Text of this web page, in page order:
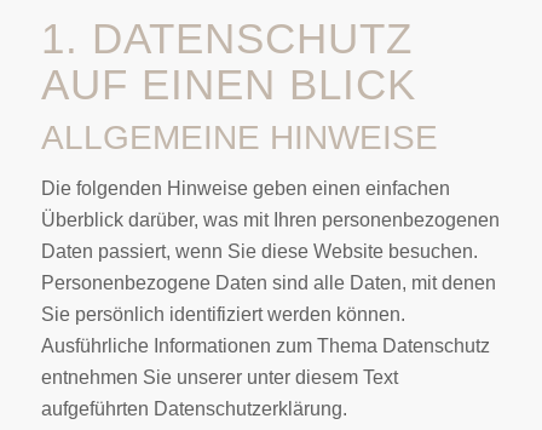
1. DATENSCHUTZ
AUF EINEN BLICK
ALLGEMEINE HINWEISE
Die folgenden Hinweise geben einen einfachen
Überblick darüber, was mit Ihren personenbezogenen
Daten passiert, wenn Sie diese Website besuchen.
Personenbezogene Daten sind alle Daten, mit denen
Sie persönlich identifiziert werden können.
Ausführliche Informationen zum Thema Datenschutz
entnehmen Sie unserer unter diesem Text
aufgeführten Datenschutzerklärung.